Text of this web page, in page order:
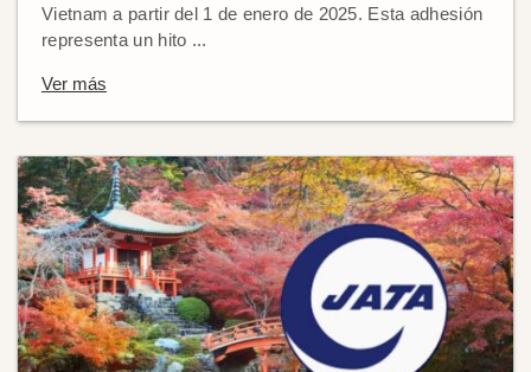
Vietnam a partir del 1 de enero de 2025. Esta adhesión
representa un hito ...
Ver más